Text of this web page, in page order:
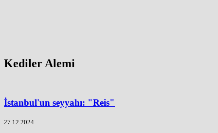
Kediler Alemi
İstanbul'un seyyahı: "Reis"
27.12.2024